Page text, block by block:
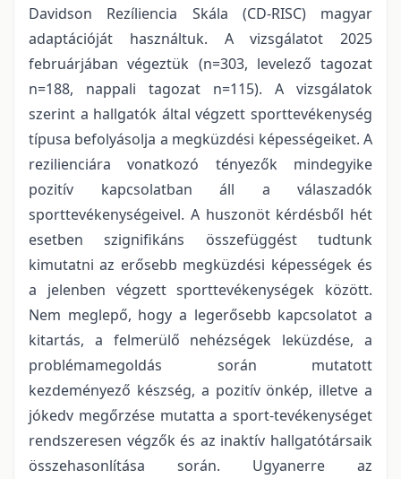
Davidson Rezíliencia Skála (CD-RISC) magyar
adaptációját használtuk. A vizsgálatot 2025
februárjában végeztük (n=303, levelező tagozat
n=188, nappali tagozat n=115). A vizsgálatok
szerint a hallgatók által végzett sporttevékenység
típusa befolyásolja a megküzdési képességeiket. A
rezilienciára vonatkozó tényezők mindegyike
pozitív kapcsolatban áll a válaszadók
sporttevékenységeivel. A huszonöt kérdésből hét
esetben szignifikáns összefüggést tudtunk
kimutatni az erősebb megküzdési képességek és
a jelenben végzett sporttevékenységek között.
Nem meglepő, hogy a legerősebb kapcsolatot a
kitartás, a felmerülő nehézségek leküzdése, a
problémamegoldás során mutatott
kezdeményező készség, a pozitív önkép, illetve a
jókedv megőrzése mutatta a sport-tevékenységet
rendszeresen végzők és az inaktív hallgatótársaik
összehasonlítása során. Ugyanerre az